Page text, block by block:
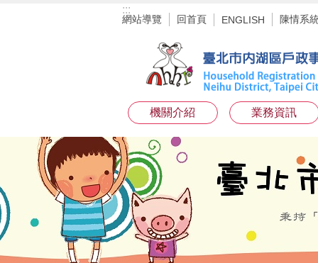
:::
網站導覽 回首頁 ENGLISH 陳情系
機關介紹 業務資訊